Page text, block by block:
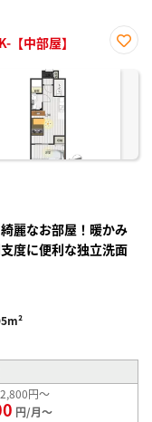
【中部屋】
に入
麗なお部屋！暖かみ
度に便利な独立洗面
円～
円/月～